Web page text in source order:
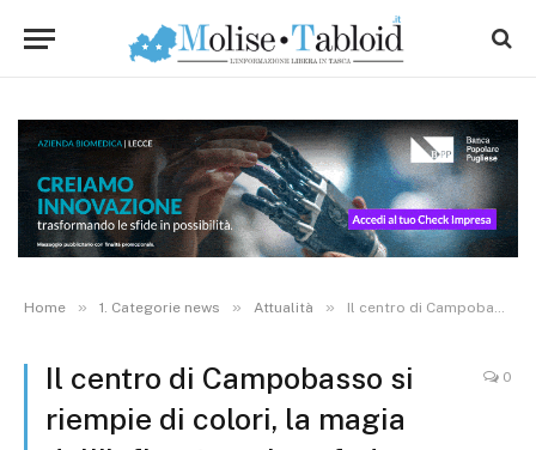
Home » 1. Categorie news » Attualità » Il centro di Campobasso si riempie di colori, la magia dell’Infiorata unisce fede e tradizione. FOTO
Il centro di Campobasso si
riempie di colori, la magia
0